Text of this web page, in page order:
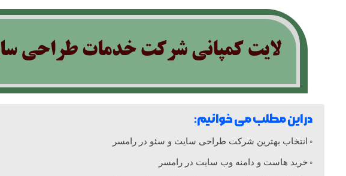
ت
در این مطلب می خوانیم:
انتخاب بهترین شرکت طراحی سایت و سئو در رامسر
خرید هاست و دامنه وب سایت در رامسر